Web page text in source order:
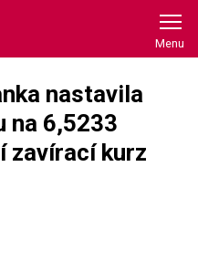
nastavila
na 6,5233
zavírací kurz